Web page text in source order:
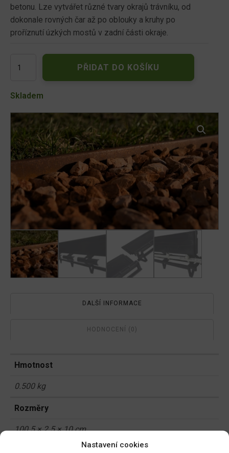
Nastavení cookies
betonu. Lze vytvářet různé tvary okrajů trávníku, od
dokonale rovných čar až po oblouky a kruhy po
proříznutí úzkých mostů v zadní části okraje.
neviditelný
-
množství
PŘIDAT DO KOŠÍKU
Skladem
DALŠÍ INFORMACE
HODNOCENÍ (0)
Hmotnost
0.500 kg
Rozměry
100.5 × 2.5 × 10 cm